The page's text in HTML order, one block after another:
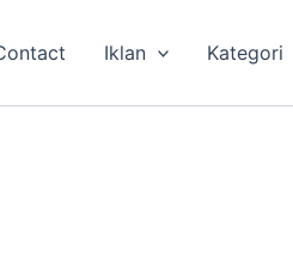
Iklan Kategori